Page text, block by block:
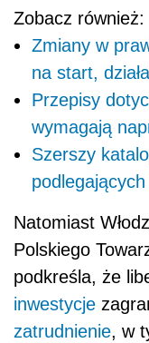
Zobacz również:
Zmiany w
na start,
Przepisy
wymagają
Szerszy
Natomiast
Polskiego
podkreśla, że
inwestycje
zatrudnienie, w